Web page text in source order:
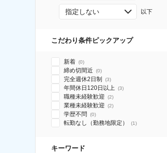
指定しない 以下
こだわり条件ピックアップ
新着 (0)
締め切間近 (0)
完全週休2日制 (3)
年間休日120日以上 (3)
職種未経験歓迎 (2)
業種未経験歓迎 (2)
学歴不問 (0)
転勤なし（勤務地限定） (1)
キーワード